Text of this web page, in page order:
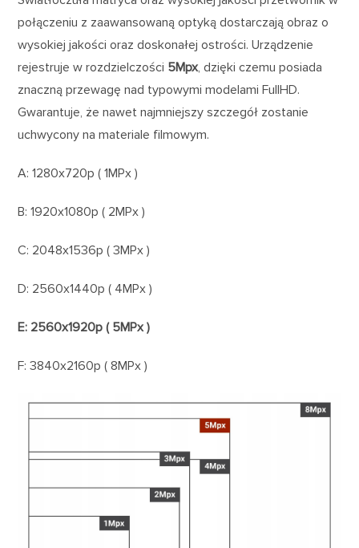
połączeniu z zaawansowaną optyką dostarczają obraz o
wysokiej jakości oraz doskonałej ostrości. Urządzenie
rejestruje w rozdzielczości 5Mpx, dzięki czemu posiada
znaczną przewagę nad typowymi modelami FullHD.
Gwarantuje, że nawet najmniejszy szczegół zostanie
uchwycony na materiale filmowym.
A: 1280x720p ( 1MPx )
B: 1920x1080p ( 2MPx )
C: 2048x1536p ( 3MPx )
D: 2560x1440p ( 4MPx )
E: 2560x1920p ( 5MPx )
F: 3840x2160p ( 8MPx )